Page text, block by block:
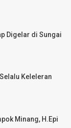
Digelar di Sungai
Keleleran
Minang, H.Epi